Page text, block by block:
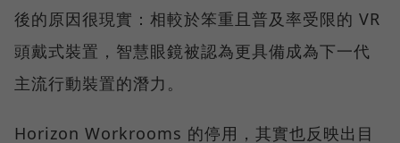
後的原因很現實：相較於笨重且普及率受限的 VR
頭戴式裝置，智慧眼鏡被認為更具備成為下一代
主流行動裝置的潛力。
Horizon Workrooms 的停用，其實也反映出目